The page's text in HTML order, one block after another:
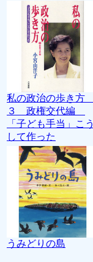
私の政治の歩き方
３ 政権交代編
「子ども手当」こう
して作った
うみどりの島